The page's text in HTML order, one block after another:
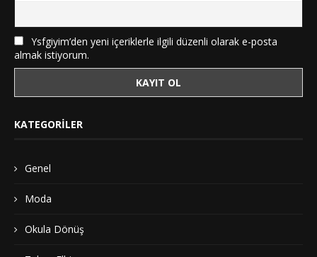
Ysfgiyim’den yeni içeriklerle ilgili düzenli olarak e-posta
almak istiyorum.
KATEGORILER
Genel
Moda
Okula Dönüş